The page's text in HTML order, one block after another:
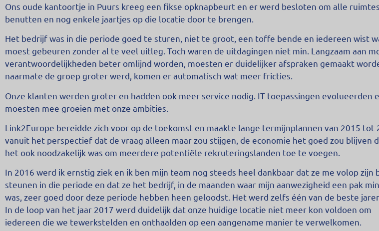
Ons oude kantoortje in Puurs kreeg een fikse opknapbeurt en er werd besloten om alle
benutten en nog enkele jaartjes op die locatie door te brengen.
Het bedrijf was in die periode goed te sturen, niet te groot, een toffe bende en iedereen wist
moest gebeuren zonder al te veel uitleg. Toch waren de uitdagingen niet min. Langzaam aan
verantwoordelijkheden beter omlijnd worden, moesten er duidelijker afspraken gemaakt
naarmate de groep groter werd, komen er automatisch wat meer fricties.
Onze klanten werden groter en hadden ook meer service nodig. IT toepassingen evolueerden
moesten mee groeien met onze ambities.
Link2Europe bereidde zich voor op de toekomst en maakte lange termijnplannen van 2015 tot
vanuit het perspectief dat de vraag alleen maar zou stijgen, de economie het goed zou blijven
het ook noodzakelijk was om meerdere potentiële rekruteringslanden toe te voegen.
In 2016 werd ik ernstig ziek en ik ben mijn team nog steeds heel dankbaar dat ze me volop zijn
steunen in die periode en dat ze het bedrijf, in de maanden waar mijn aanwezigheid een pak
was, zeer goed door deze periode hebben heen geloodst. Het werd zelfs één van de beste
In de loop van het jaar 2017 werd duidelijk dat onze huidige locatie niet meer kon voldoen om
iedereen die we tewerkstelden en onthaalden op een aangename manier te verwelkomen.